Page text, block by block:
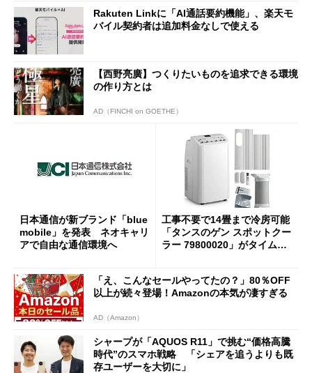
Rakuten Linkに「AI通話要約機能」、楽天モ
バイル契約者は追加料金なしで使える
【西野亮廣】つくりたいものを追求できる環境
の作り方とは
AD（FINCHI on GOETHE）
日本通信が新ブランド「blue
mobile」を発表 ネオキャリ
アで自由な通信環境へ
工事不要で14畳まで冷房可能
「タンスのゲン スポットクー
ラー 79800020」がタイムセ
「え、こんなセールやってたの？」80％OFF
以上が続々登場！Amazonの本気が凄すぎる
AD（Amazon）
シャープが「AQUOS R11」で挑む“価格高騰
時代”のスマホ戦略 「シェアを追うよりも既
存ユーザーを大切に」